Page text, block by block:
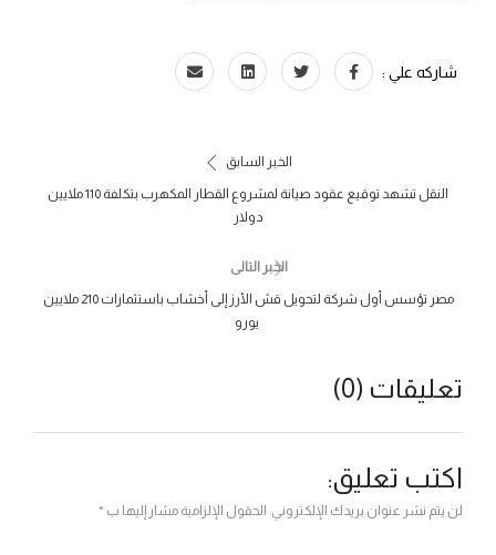
شاركه علي :
الخبر السابق
النقل تشهد توقيع عقود صيانة لمشروع القطار المكهرب بتكلفة 110 ملايين
دولار
الخبر التالى
مصر تؤسس أول شركة لتحويل قش الأرز إلى أخشاب باستثمارات 210 ملايين
تعليقات (0)
اكتب تعليق:
لن يتم نشر عنوان بريدك الإلكتروني. الحقول الإلزامية مشار إليها ب *